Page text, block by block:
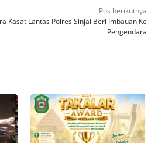
Pos berikutnya
Kasat Lantas Polres Sinjai Beri Imbauan Ke
Pengendara